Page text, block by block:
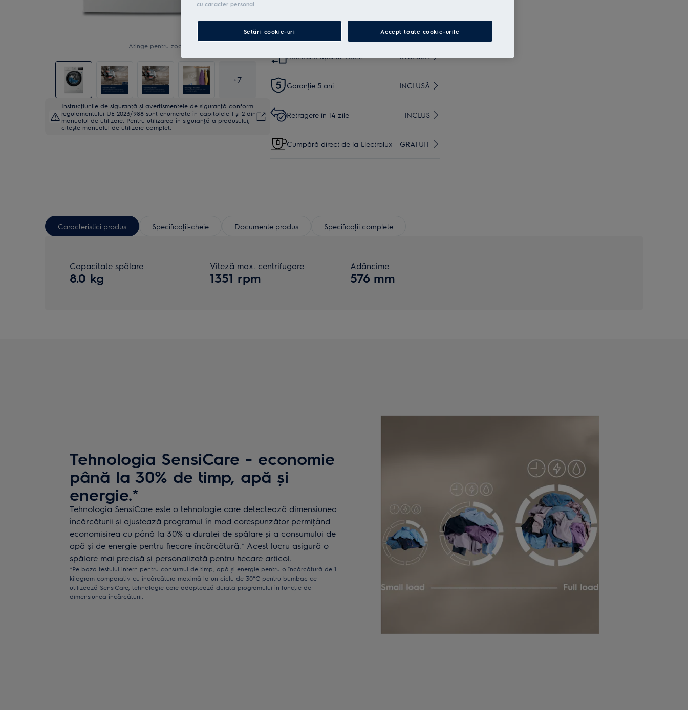
Atinge pentru zoom
+7
Instrucţiunile de siguranţă și avertismentele de siguranţă conform
regulamentului UE 2023/988 sunt enumerate în capitolele 1 și 2 din
manualul de utilizare. Pentru utilizarea în siguranţă a produsului,
citește manualul de utilizare complet.
Reciclare aparat vechi INCLUSĂ
Garanţie 5 ani INCLUSĂ
Retragere în 14 zile INCLUS
Cumpără direct de la Electrolux GRATUIT
Caracteristici produs Specificaţii-cheie Documente produs Specificaţii complete
Capacitate spălare
8.0 kg
Viteză max. centrifugare
1351 rpm
Adâncime
576 mm
Tehnologia SensiCare - economie
până la 30% de timp, apă și
energie.*
Tehnologia SensiCare este o tehnologie care detectează dimensiunea
încărcăturii și ajustează programul în mod corespunzător permiţând
economisirea cu până la 30% a duratei de spălare şi a consumului de
apă și de energie pentru fiecare încărcătură.* Acest lucru asigură o
spălare mai precisă și personalizată pentru fiecare articol.
*Pe baza testului intern pentru consumul de timp, apă și energie pentru o încărcătură de 1
kilogram comparativ cu încărcătura maximă la un ciclu de 30°C pentru bumbac ce
utilizează SensiCare, tehnologie care adaptează durata programului în funcţie de
dimensiunea încărcăturii.
cu caracter personal.
Setări cookie-uri Accept toate cookie-urile